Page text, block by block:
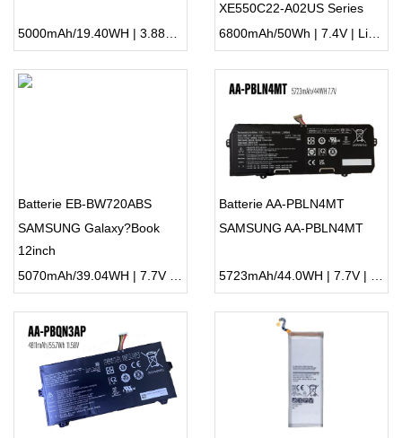
5000mAh/19.40WH | 3.88V | Li-ion ...
XE550C22-A02US Series
6800mAh/50Wh | 7.4V | Li-ion ...
Batterie EB-BW720ABS
SAMSUNG Galaxy?Book
12inch
5070mAh/39.04WH | 7.7V | Li-ion ...
Batterie AA-PBLN4MT
SAMSUNG AA-PBLN4MT
5723mAh/44.0WH | 7.7V | Li-ion ...